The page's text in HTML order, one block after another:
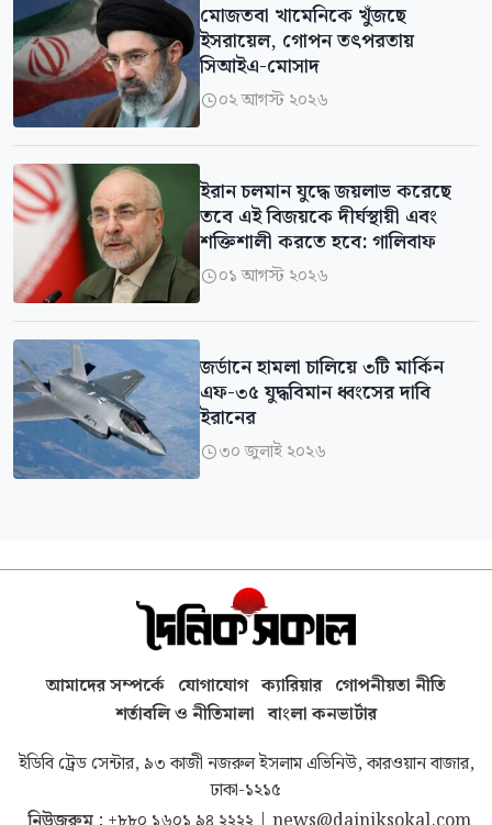
মোজতবা খামেনিকে খুঁজছে
ইসরায়েল, গোপন তৎপরতায়
সিআইএ-মোসাদ
০২ আগস্ট ২০২৬
ইরান চলমান যুদ্ধে জয়লাভ করেছে
তবে এই বিজয়কে দীর্ঘস্থায়ী এবং
শক্তিশালী করতে হবে: গালিবাফ
০১ আগস্ট ২০২৬
জর্ডানে হামলা চালিয়ে ৩টি মার্কিন
এফ-৩৫ যুদ্ধবিমান ধ্বংসের দাবি
ইরানের
৩০ জুলাই ২০২৬
আমাদের সম্পর্কে যোগাযোগ ক্যারিয়ার গোপনীয়তা নীতি
শর্তাবলি ও নীতিমালা বাংলা কনভার্টার
ইডিবি ট্রেড সেন্টার, ৯৩ কাজী নজরুল ইসলাম এভিনিউ, কারওয়ান বাজার,
ঢাকা-১২১৫